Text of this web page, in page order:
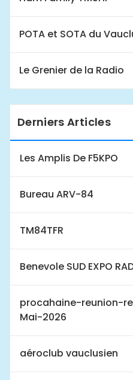
POTA et SOTA du
Le Grenier de la Radio
Derniers Articles
Les Amplis De F5KPO
Bureau ARV-84
TM84TFR
Benevole SUD EXPO
procahaine-reunion-
Mai-2026
aéroclub vauclusien